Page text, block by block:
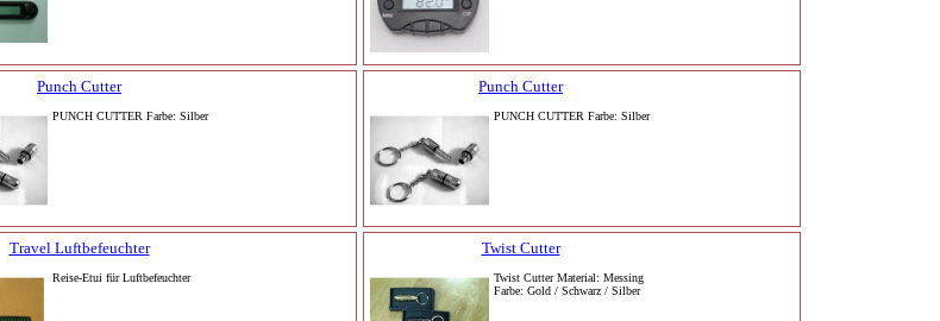
Punch Cutter
PUNCH CUTTER Farbe: Silber
Punch Cutter
PUNCH CUTTER Farbe: Silber
Travel Luftbefeuchter
Reise-Etui für Luftbefeuchter
Twist Cutter
Twist Cutter Material: Messing
Farbe: Gold / Schwarz / Silber